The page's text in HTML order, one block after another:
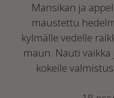
Mansikan ja
maustettu
kylmälle vedelle
maun. Nauti
kokeile